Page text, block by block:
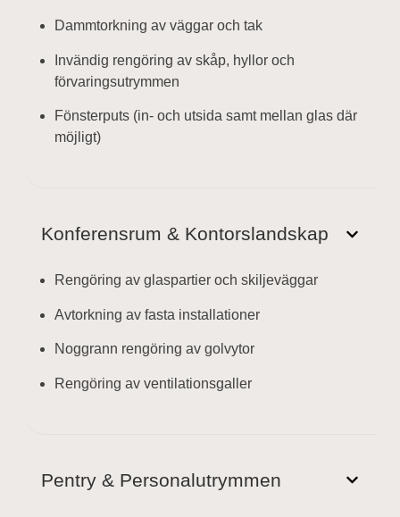
Dammtorkning av väggar och tak
Invändig rengöring av skåp, hyllor och
förvaringsutrymmen
Fönsterputs (in- och utsida samt mellan glas där
möjligt)
Konferensrum & Kontorslandskap
Rengöring av glaspartier och skiljeväggar
Avtorkning av fasta installationer
Noggrann rengöring av golvytor
Rengöring av ventilationsgaller
Pentry & Personalutrymmen